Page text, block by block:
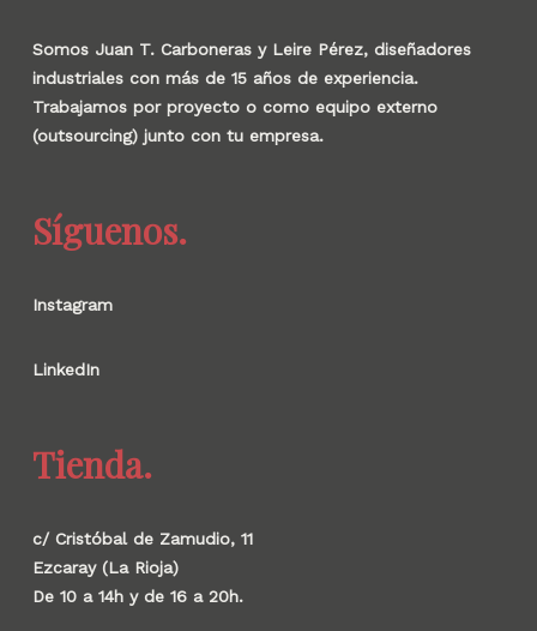
Somos Juan T. Carboneras y Leire Pérez, diseñadores
industriales con más de 15 años de experiencia.
Trabajamos por proyecto o como equipo externo
(outsourcing) junto con tu empresa.
Síguenos.
Instagram
LinkedIn
Tienda.
c/ Cristóbal de Zamudio, 11
Ezcaray (La Rioja)
De 10 a 14h y de 16 a 20h.